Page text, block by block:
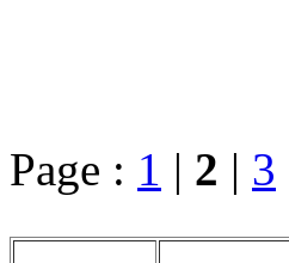
Page : 1 | 2 | 3